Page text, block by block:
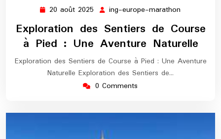
20 août 2025 20
août
2025
ing-europe-marathon
marathon
Exploration des Sentiers de Course
à Pied : Une Aventure Naturelle
Exploration des Sentiers de Course à Pied : Une Aventure
Naturelle Exploration des Sentiers de…
0 Comments